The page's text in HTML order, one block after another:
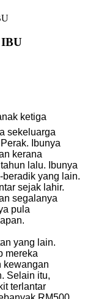
ketiga
sekeluarga
Ibunya
kerana
lalu. Ibunya
yang lain.
sejak lahir.
segalanya
pula
yang lain.
mereka
kewangan
Selain itu,
terlantar